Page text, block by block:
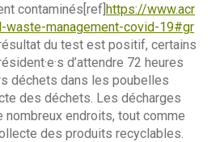
contaminés[ref]https://www.acr
waste-management-covid-19#gr
du test est positif, certains
d’attendre 72 heures
déchets dans les poubelles
des déchets. Les décharges
endroits, tout comme
des produits recyclables.